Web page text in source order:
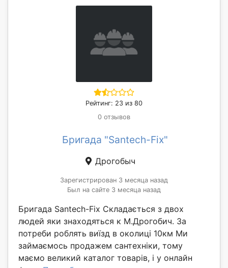
Рейтинг: 23 из 80
0 отзывов
Бригада "Santech-Fix"
Дрогобыч
Зарегистрирован 3 месяца назад
Был на сайте 3 месяца назад
Бригада Santech-Fix Складається з двох
людей яки знаходяться к М.Дрогобич. За
потреби роблять виїзд в околиці 10км Ми
займаємось продажем сантехніки, тому
маємо великий каталог товарів, і у онлайн